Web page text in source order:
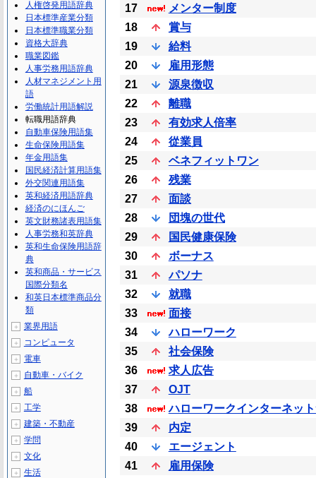
17
メンター制度
18
賞与
19
給料
20
雇用形態
21
源泉徴収
22
離職
23
有効求人倍率
24
從業員
25
ベネフィットワン
26
残業
27
面談
28
団塊の世代
29
国民健康保険
30
ボーナス
31
パソナ
32
就職
33
面接
34
ハローワーク
35
社会保険
36
求人広告
37
OJT
38
ハローワークインターネッ
39
内定
40
エージェント
41
雇用保険
人権啓発用語辞典
日本標準産業分類
日本標準職業分類
資格大辞典
職業図鑑
人事労務用語辞典
人材マネジメント用
語
労働統計用語解説
転職用語辞典
自動車保険用語集
生命保険用語集
年金用語集
国民経済計算用語集
外交関連用語集
英和経済用語辞典
経済のにほんご
英文財務諸表用語集
人事労務和英辞典
英和生命保険用語辞
典
英和商品・サービス
国際分類名
和英日本標準商品分
類
＋ 業界用語
＋ コンピュータ
＋ 電車
＋ 自動車・バイク
＋ 船
＋ 工学
＋ 建築・不動産
＋ 学問
＋ 文化
＋ 生活